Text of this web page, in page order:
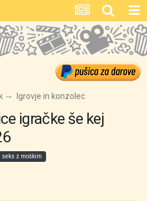
Igrovje in konzolec
igračke še kej
seks z moškim